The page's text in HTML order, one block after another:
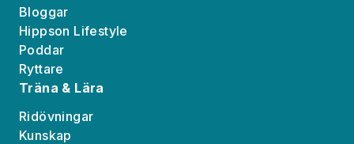
Bloggar
Hippson Lifestyle
Poddar
Ryttare
Träna & Lära
Ridövningar
Kunskap